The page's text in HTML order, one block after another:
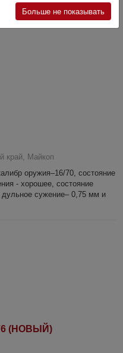
край, Майкоп
оружия–16/70, состояние
- хорошее, состояние
дульное сужение– 0,75 мм и
(НОВЫЙ)
Больше не показывать